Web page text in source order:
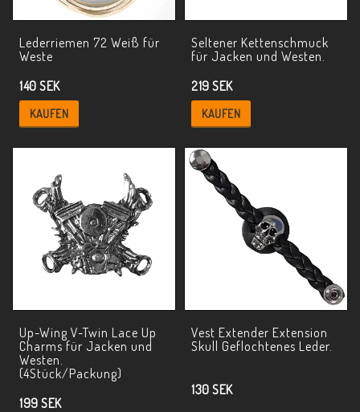
Lederriemen 72 Weiß für
Weste
140 SEK
KAUFEN
Seltener Kettenschmuck
für Jacken und Westen.
219 SEK
KAUFEN
Up-Wing V-Twin Lace Up
Charms für Jacken und
Westen.
(4Stück/Packung)
199 SEK
Vest Extender Extension
Skull Geflochtenes Leder.
130 SEK